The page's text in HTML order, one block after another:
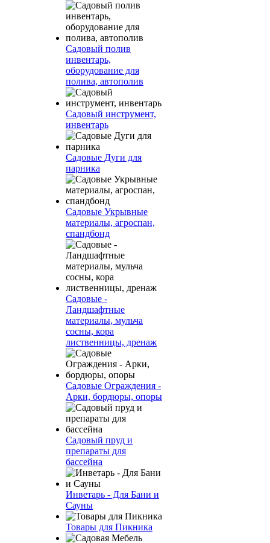
Садовый полив
инвентарь,
оборудование для
полива, автополив
Садовый инструмент,
инвентарь
Садовые Дуги для
парника
Садовые Укрывные
материалы, агроспан,
спандбонд
Садовые -
Ландшафтные
материалы, мульча
сосны, кора
лиственницы, дренаж
Садовые Ограждения -
Арки, бордюры, опоры
Садовый пруд и
препараты для
бассейна
Инветарь - Для Бани и
Сауны
Товары для Пикника